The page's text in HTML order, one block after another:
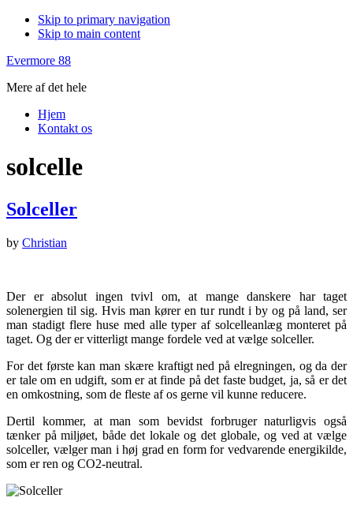
Skip to primary navigation
Skip to main content
Evermore 88
Mere af det hele
Hjem
Kontakt os
solcelle
Solceller
by Christian
Der er absolut ingen tvivl om, at mange danskere har taget
solenergien til sig. Hvis man kører en tur rundt i by og på land, ser
man stadigt flere huse med alle typer af solcelleanlæg monteret på
taget. Og der er vitterligt mange fordele ved at vælge solceller.
For det første kan man skære kraftigt ned på elregningen, og da der
er tale om en udgift, som er at finde på det faste budget, ja, så er det
en omkostning, som de fleste af os gerne vil kunne reducere.
Dertil kommer, at man som bevidst forbruger naturligvis også
tænker på miljøet, både det lokale og det globale, og ved at vælge
solceller, vælger man i høj grad en form for vedvarende energikilde,
som er ren og CO2-neutral.